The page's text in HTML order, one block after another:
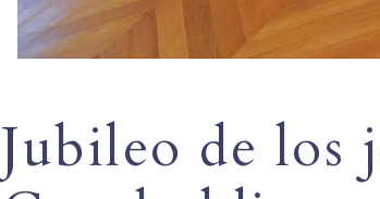
Jubileo de los